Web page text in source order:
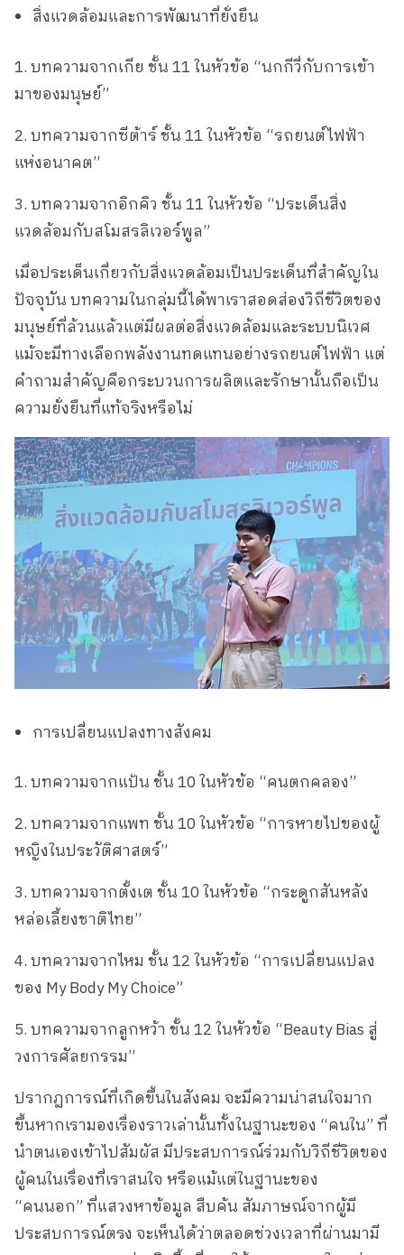
สิ่งแวดล้อมและการพัฒนาที่ยั่งยืน
1. บทความจากเกีย ชั้น 11 ในหัวข้อ “นกกีวี่กับการเข้า
มาของมนุษย์”
2. บทความจากซีต้าร์ ชั้น 11 ในหัวข้อ “รถยนต์ไฟฟ้า
แห่งอนาคต”
3. บทความจากอิกคิว ชั้น 11 ในหัวข้อ “ประเด็นสิ่ง
แวดล้อมกับสโมสรลิเวอร์พูล”
เมื่อประเด็นเกี่ยวกับสิ่งแวดล้อมเป็นประเด็นที่สำคัญใน
ปัจจุบัน บทความในกลุ่มนี้ได้พาเราสอดส่องวิถีชีวิตของ
มนุษย์ที่ล้วนแล้วแต่มีผลต่อสิ่งแวดล้อมและระบบนิเวศ
แม้จะมีทางเลือกพลังงานทดแทนอย่างรถยนต์ไฟฟ้า แต่
คำถามสำคัญคือกระบวนการผลิตและรักษานั้นถือเป็น
ความยั่งยืนที่แท้จริงหรือไม่
การเปลี่ยนแปลงทางสังคม
1. บทความจากแป้น ชั้น 10 ในหัวข้อ “คนตกคลอง”
2. บทความจากแพท ชั้น 10 ในหัวข้อ “การหายไปของผู้
หญิงในประวัติศาสตร์”
3. บทความจากตั้งเต ชั้น 10 ในหัวข้อ “กระดูกสันหลัง
หล่อเลี้ยงชาติไทย”
4. บทความจากไหม ชั้น 12 ในหัวข้อ “การเปลี่ยนแปลง
ของ My Body My Choice”
5. บทความจากลูกหว้า ชั้น 12 ในหัวข้อ “Beauty Bias สู่
วงการศัลยกรรม”
ปรากฏการณ์ที่เกิดขึ้นในสังคม จะมีความน่าสนใจมาก
ขึ้นหากเรามองเรื่องราวเล่านั้นทั้งในฐานะของ “คนใน” ที่
นำตนเองเข้าไปสัมผัส มีประสบการณ์ร่วมกับวิถีชีวิตของ
ผู้คนในเรื่องที่เราสนใจ หรือแม้แต่ในฐานะของ
“คนนอก” ที่แสวงหาข้อมูล สืบค้น สัมภาษณ์จากผู้มี
ประสบการณ์ตรง จะเห็นได้ว่าตลอดช่วงเวลาที่ผ่านมามี